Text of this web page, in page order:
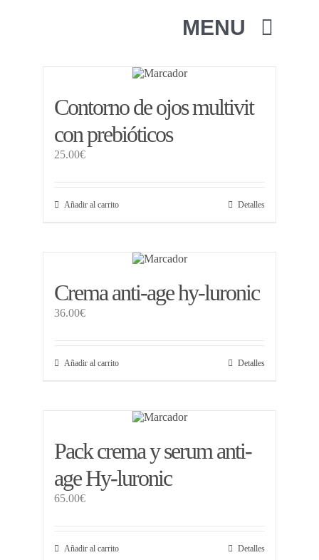
MENU
Nosotros
Testimonios
WooCommerce My Account
WooCommerce Cart
Contorno de ojos multivit
con prebióticos
25.00€
Añadir al carrito Detalles
Crema anti-age hy-luronic
36.00€
Añadir al carrito Detalles
Pack crema y serum anti-
age Hy-luronic
65.00€
Añadir al carrito Detalles